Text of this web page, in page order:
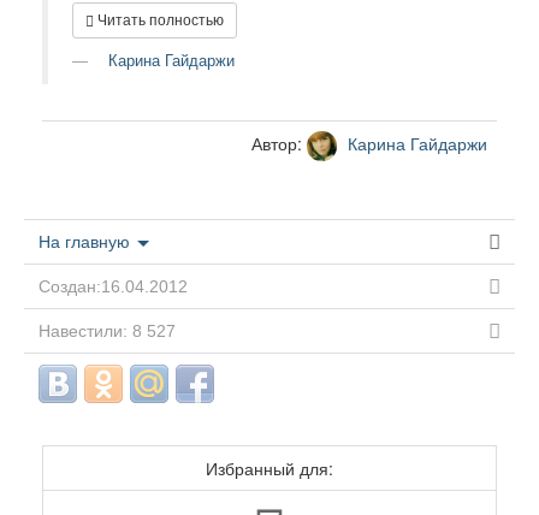
Читать полностью
Карина Гайдаржи
Автор: Карина Гайдаржи
На главную
Создан:16.04.2012
Навестили: 8 527
Избранный для: